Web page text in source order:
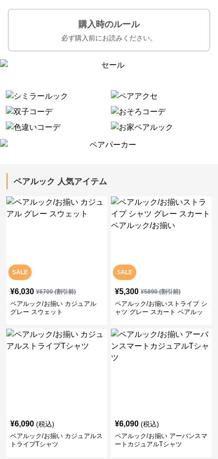
購入時のルール
必ず購入前にお読みください。
ペアルック 人気アイテム
SALE
¥6,030 ¥6700(割引前)
ペアルック/お揃い カジュアル
グレー スウェット
SALE
¥5,300 ¥5890(割引前)
ペアルック/お揃いストライプ シ
ャツ グレー スカート ペアルッ
¥6,090 (税込)
ペアルック/お揃い カジュアルス
トライプTシャツ
¥6,090 (税込)
ペアルック/お揃い アーバンスマ
ートカジュアルTシャツ